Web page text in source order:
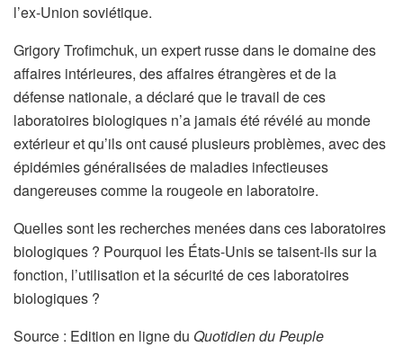
l’ex-Union soviétique.
Grigory Trofimchuk, un expert russe dans le domaine des
affaires intérieures, des affaires étrangères et de la
défense nationale, a déclaré que le travail de ces
laboratoires biologiques n’a jamais été révélé au monde
extérieur et qu’ils ont causé plusieurs problèmes, avec des
épidémies généralisées de maladies infectieuses
dangereuses comme la rougeole en laboratoire.
Quelles sont les recherches menées dans ces laboratoires
biologiques ? Pourquoi les États-Unis se taisent-ils sur la
fonction, l’utilisation et la sécurité de ces laboratoires
biologiques ?
Source : Edition en ligne du Quotidien du Peuple